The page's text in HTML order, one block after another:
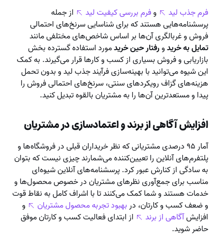
فرم جذب لید
وفرم بررسی کیفیت لید
از جمله
پرسشنامه‌هایی هستند که برای شناسایی سرنخ‌های احتمالی
فروش و غربالگری آن‌ها بر اساس شاخص‌های مختلفی مانند
تمایل به خریدورفتار حین خریدمورد استفاده گسترده بخش
بازاریابی و فروش بسیاری از کسب و کارها قرار می‌گیرند. به کمک
این شیوه می‌توانید با بهینه‌سازی فرآیند جذب لید و بدون تحمل
هزینه‌های گزاف رویکردهای سنتی، سرنخ‌های احتمالی فروش را
پیدا و مستعدترین آن‌ها را به مشتریان بالقوه تبدیل کنید.
افزایش آگاهی از برند و اعتمادسازی در مشتریان
آمار ۹۵ درصدی مشتریانی که نظر خریداران قبلی در فروشگاه‌ها و
پلتفرم‌های آنلاین را تعیین‌کننده می‌شمارند چیزی نیست که بتوان
به سادگی از کنارش عبور کرد. پرسشنامه‌های آنلاین شیوه‌ای
مناسب برای جمع‌آوری نظرهای مشتریان در خصوص محصول‌ها و
خدمات هستند و شما کمک می‌کنند تا با اشراف کامل به نقاط قوت
و ضعف کسب و کارتان، دربهبود تجربه محصول مشتریان
و
افزایشآگاهی از برند
از ابتدای فعالیت کسب و کارتان موفق
حاضر شوید.